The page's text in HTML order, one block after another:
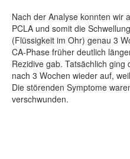
Nach der Analyse konnten wir
PCLA und somit die
(Flüssigkeit im Ohr) genau 3
CA-Phase früher deutlich
Rezidive gab. Tatsächlich
nach 3 Wochen wieder auf,
Die störenden Symptome
verschwunden.